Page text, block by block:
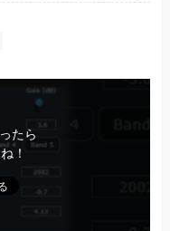
たら
！